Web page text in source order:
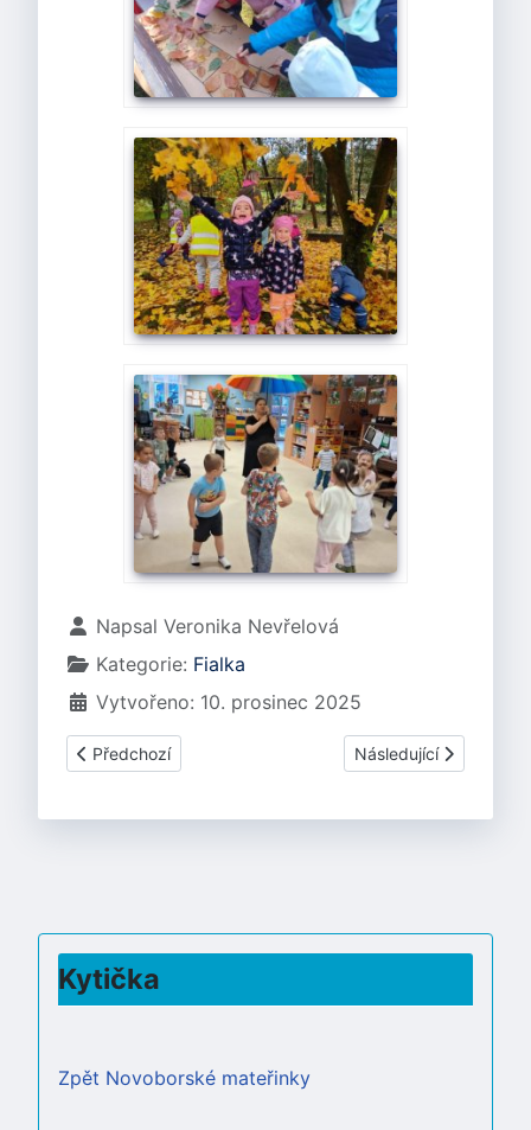
Základní údaje
Napsal Veronika Nevřelová
Kategorie: Fialka
Vytvořeno: 10. prosinec 2025
Předchozí článek: FIALKA I.
Předchozí Další článek: FIALKA -
Následující
Kytička
Zpět Novoborské mateřinky